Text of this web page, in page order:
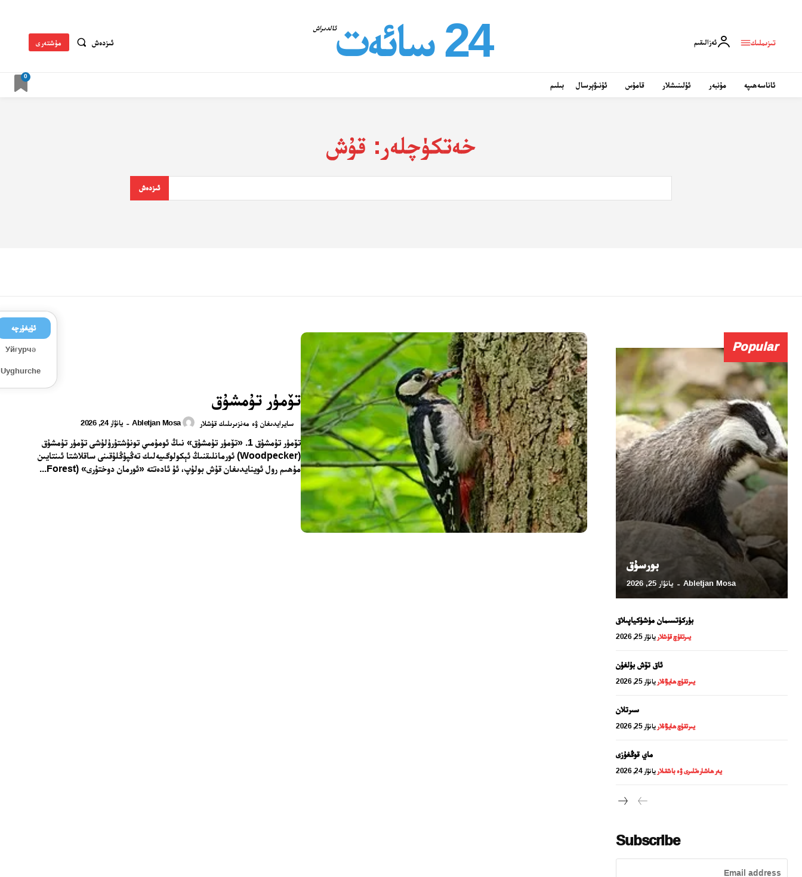
تىزىملىك ئەزالىقىم 24 سائەت ئالدىراش
ئىزدەش مۇشتەرى
ئاناسەھىپە مۇنبەر ئۇلىنىشلار قامۇس ئۇنىۋېرسال بىلىم
0
خەتكۈچلەر:قۇش
ئىزدەش
تۆمۈر تۇمشۇق
سايرايدىغان ۋە مەنزىرىلىك قۇشلار Abletjan Mosa
- يانۋار 24, 2026
تۆمۈر تۇمشۇق 1. «تۆمۈر تۇمشۇق» نىڭ ئومۇمىي تونۇشتۇرۇلۇشى تۆمۈر تۇمشۇق
(Woodpecker) ئورمانلىقنىڭ ئېكولوگىيەلىك تەڭپۇڭلۇقىنى ساقلاشتا ئىنتايىن
مۇھىم رول ئوينايدىغان قۇش بولۇپ، ئۇ ئادەتتە «ئورمان دوختۇرى» (Forest...
Popular
بورسۇق
Abletjan Mosa
- يانۋار 25, 2026
بۈركۈتسىمان مۈشۈكياپىلاق
يىرتقۇچ قۇشلار يانۋار 25, 2026
ئاق تۆش بۇلغۇن
يىرتقۇچ ھايۋانلار يانۋار 25, 2026
سىرتلان
يىرتقۇچ ھايۋانلار يانۋار 25, 2026
ماي قوڭغۇزى
يەر ھاشارەتلىرى ۋە باشقىلار يانۋار 24, 2026
Subscribe
ئۇيغۇرچە
Уйғурчә
Uyghurche